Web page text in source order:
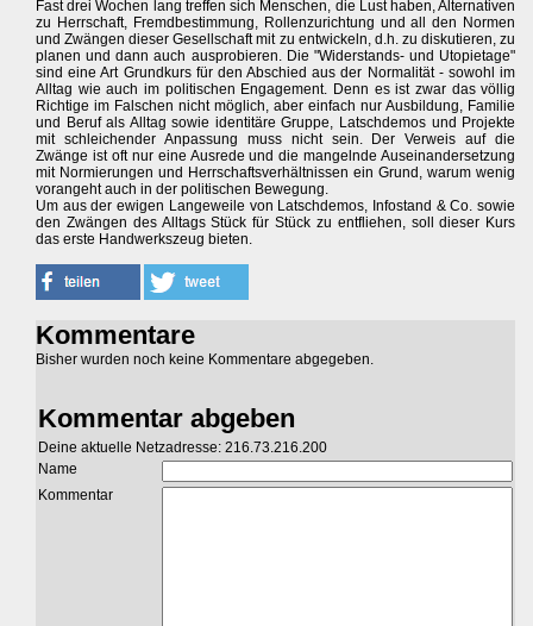
Fast drei Wochen lang treffen sich Menschen, die Lust haben, Alternativen
zu Herrschaft, Fremdbestimmung, Rollenzurichtung und all den Normen
und Zwängen dieser Gesellschaft mit zu entwickeln, d.h. zu diskutieren, zu
planen und dann auch ausprobieren. Die "Widerstands- und Utopietage"
sind eine Art Grundkurs für den Abschied aus der Normalität - sowohl im
Alltag wie auch im politischen Engagement. Denn es ist zwar das völlig
Richtige im Falschen nicht möglich, aber einfach nur Ausbildung, Familie
und Beruf als Alltag sowie identitäre Gruppe, Latschdemos und Projekte
mit schleichender Anpassung muss nicht sein. Der Verweis auf die
Zwänge ist oft nur eine Ausrede und die mangelnde Auseinandersetzung
mit Normierungen und Herrschaftsverhältnissen ein Grund, warum wenig
vorangeht auch in der politischen Bewegung.
Um aus der ewigen Langeweile von Latschdemos, Infostand & Co. sowie
den Zwängen des Alltags Stück für Stück zu entfliehen, soll dieser Kurs
das erste Handwerkszeug bieten.
Kommentare
Bisher wurden noch keine Kommentare abgegeben.
Kommentar abgeben
Deine aktuelle Netzadresse: 216.73.216.200
Name
Kommentar